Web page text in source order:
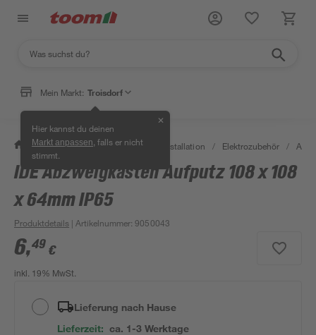
Mein Markt: Troisdorf
Hier kannst du deinen
Markt anpassen , falls er nicht
stimmt.
✕
/ Bauen & Renovieren / Elektroinstallation / Elektrozubehör /
IDE Abzweigkasten Aufputz 108 x 108
x 64mm IP65
Produktdetails | Artikelnummer:9050043
6,49 €
inkl. 19% MwSt.
Lieferung nach Hause
Lieferzeit: ca. 1-3 Werktage